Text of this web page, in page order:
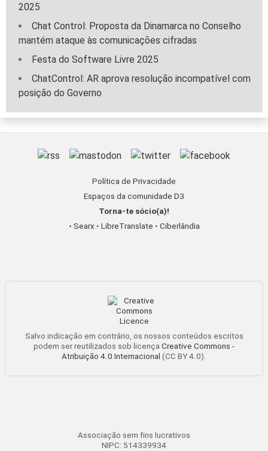
2025
Chat Control: Proposta da Dinamarca no Conselho
mantém ataque às comunicações cifradas
Festa do Software Livre 2025
ChatControl: AR aprova resolução incompatível com
posição do Governo
Política de Privacidade
Espaços da comunidade D3
Torna-te sócio(a)!
• Searx • LibreTranslate • Ciberlândia
Salvo indicação em contrário, os nossos conteúdos escritos
podem ser reutilizados sob licença Creative Commons -
Atribuição 4.0 Internacional (CC BY 4.0).
Associação sem fins lucrativos
NIPC: 514339934